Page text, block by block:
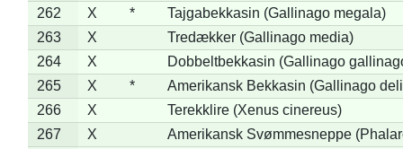
262
X *
Tajgabekkasin (Gallinago megala)
263
X
Tredækker (Gallinago media)
264
X
Dobbeltbekkasin (Gallinago
265
X *
Amerikansk Bekkasin (Gallinago
266
X
Terekklire (Xenus cinereus)
267
X
Amerikansk Svømmesneppe